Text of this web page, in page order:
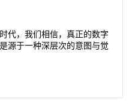
代，我们相信，真正的数字
源于一种深层次的意图与觉